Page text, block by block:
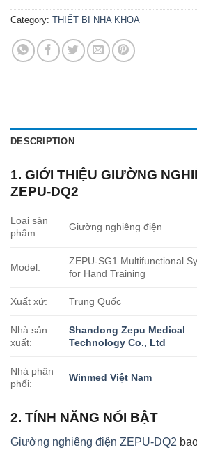
Category: THIẾT BỊ NHA KHOA
DESCRIPTION
1. GIỚI THIỆU GIƯỜNG
ZEPU-DQ2
Loại sản
phẩm:
Giường nghiêng điện
Model:
ZEPU-SG1 Multifunctional
for Hand Training
Xuất xứ: Trung Quốc
Nhà sản
xuất:
Shandong Zepu Medical
Technology Co., Ltd
Nhà phân
phối:
Winmed Việt Nam
2. TÍNH NĂNG NỔI BẬT
Giường nghiêng điện ZEPU-DQ2